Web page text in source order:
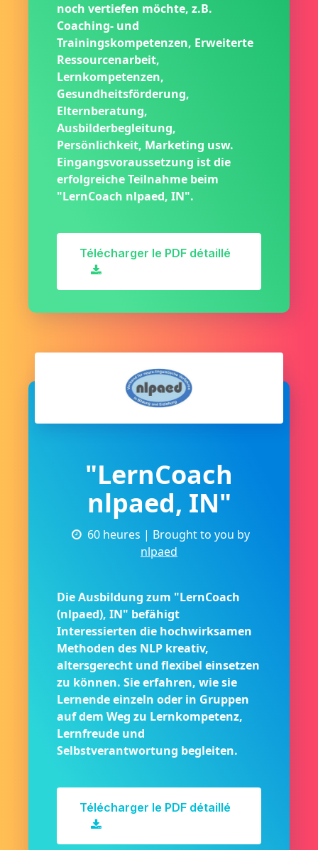
noch vertiefen möchte, z.B.
Coaching- und
Trainingskompetenzen, Erweiterte
Ressourcenarbeit,
Lernkompetenzen,
Gesundheitsförderung,
Elternberatung,
Ausbilderbegleitung,
Persönlichkeit, Marketing usw.
Eingangsvoraussetzung ist die
erfolgreiche Teilnahme beim
"LernCoach nlpaed, IN".
Télécharger le PDF détaillé
"LernCoach
nlpaed, IN"
60 heures | Brought to you by
nlpaed
Die Ausbildung zum "LernCoach
(nlpaed), IN" befähigt
Interessierten die hochwirksamen
Methoden des NLP kreativ,
altersgerecht und flexibel einsetzen
zu können. Sie erfahren, wie sie
Lernende einzeln oder in Gruppen
auf dem Weg zu Lernkompetenz,
Lernfreude und
Selbstverantwortung begleiten.
Télécharger le PDF détaillé